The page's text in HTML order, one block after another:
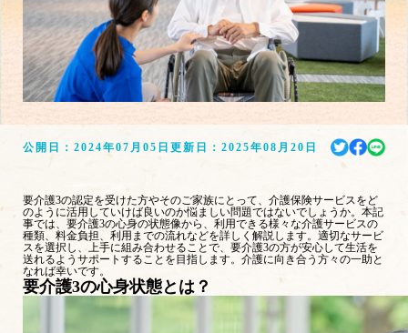
公開日： 2024年07月05日 更新日： 2025年08月20日
要介護3の認定を受けた方やそのご家族にとって、介護保険サービスをど
のように活用していけば良いのか悩ましい問題ではないでしょうか。本記
事では、要介護3の心身の状態像から、利用できる様々な介護サービスの
種類、料金負担、利用までの流れなどを詳しく解説します。適切なサービ
スを選択し、上手に組み合わせることで、要介護3の方が安心して生活を
送れるようサポートすることを目指します。介護に向き合う方々の一助と
なれば幸いです。
要介護3の心身状態とは？